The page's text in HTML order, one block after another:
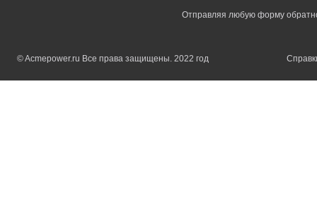
Отправляя любую форму
© Acmepower.ru Все права защищены. 2022 год